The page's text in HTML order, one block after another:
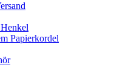
Papierkordel